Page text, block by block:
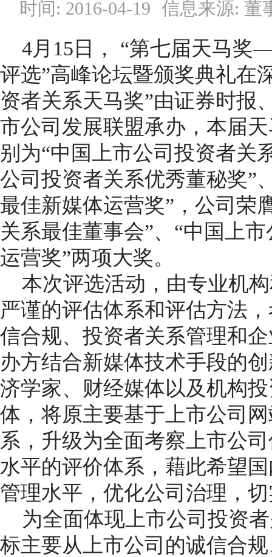
时间: 2016-04-19 信息来源: 董
4月15日， “第七届天马奖
评选”高峰论坛暨颁奖典礼在
资者关系天马奖”由证券时报
市公司发展联盟承办，本届
别为“中国上市公司投资者关
公司投资者关系优秀董秘奖”
最佳新媒体运营奖”，公司荣
关系最佳董事会”、“中国上
运营奖”两项大奖。
本次评选活动，由专业机
严谨的评估体系和评估方法
信合规、投资者关系管理和
办方结合新媒体技术手段的
济学家、财经媒体以及机构
体，将原主要基于上市公司
系，升级为全面考察上市公
水平的评价体系，藉此希望
管理水平，优化公司治理，
为全面体现上市公司投资
标主要从上市公司的诚信合